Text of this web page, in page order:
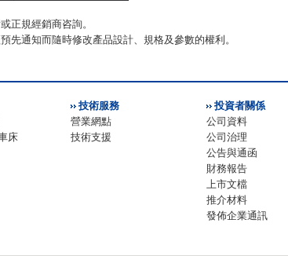
正規經銷商咨詢。
先通知而隨時修改產品設計、規格及參數的權利。
床
技術服務
營業網點
技術支援
投資者關係
公司資料
公司治理
公告與通函
財務報告
上市文檔
推介材料
發佈企業通訊